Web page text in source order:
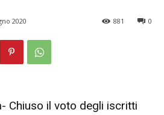
2020 0
881
Chiuso il voto degli iscritti